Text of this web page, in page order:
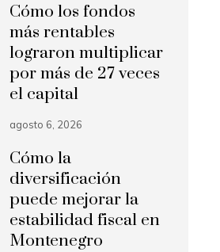
Cómo los fondos
más rentables
lograron multiplicar
por más de 27 veces
el capital
agosto 6, 2026
Cómo la
diversificación
puede mejorar la
estabilidad fiscal en
Montenegro